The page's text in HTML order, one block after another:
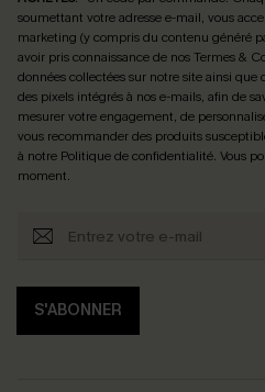
soumettant votre adresse e-mail, vous
marketing (y compris du contenu généré
avoir pris connaissance de nosTermes &
données collectées sur notre site ainsi
des pixels intégrés à nos e-mails, afin de
mesurer votre engagement, de
vous recommander des produits
à notre Politique de confidentialité. Vous
moment.
S'ABONNER